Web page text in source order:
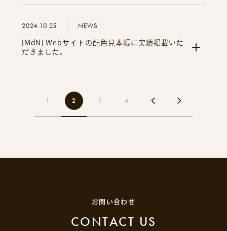
2024.10.25 NEWS
[MdN] Webサイトの配色見本帳に実績掲載いた
だきました。
1 2 3 4
お問い合わせ
CONTACT US